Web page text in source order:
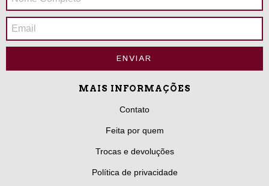
MAIS INFORMAÇÕES
Contato
Feita por quem
Trocas e devoluções
Política de privacidade